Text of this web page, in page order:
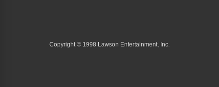
Copyright © 1998 Lawson Entertainment, Inc.